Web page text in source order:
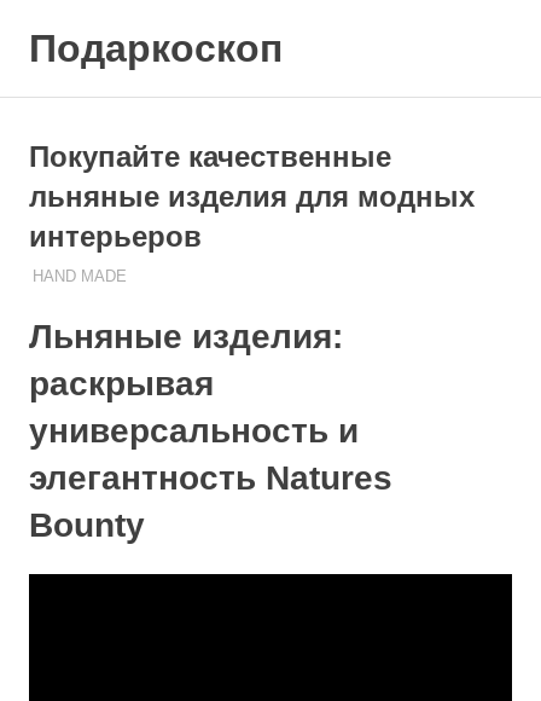
Подаркоскоп
подарить
Покупайте качественные
льняные изделия для модных
интерьеров
24.11.2023
ПОДАРЧЕК
HAND MADE
Льняные изделия:
раскрывая
универсальность и
элегантность Natures
Bounty